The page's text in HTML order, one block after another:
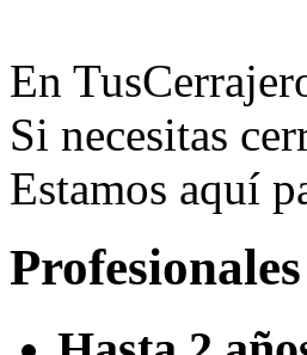
En
Si necesitas
Estamos aquí